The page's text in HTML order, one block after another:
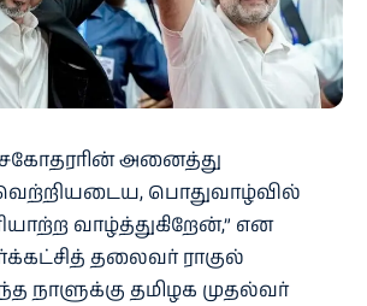
சகோதரரின் அனைத்து
பொதுவாழ்வில்
வாழ்த்துகிறேன்,” என
தலைவர் ராகுல்
நாளுக்கு தமிழக முதல்வர்